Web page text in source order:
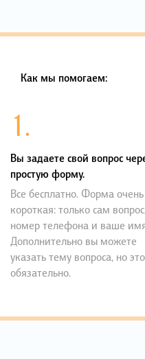
Как мы помогаем:
1.
Вы задаете свой вопрос
простую форму.
Все бесплатно. Форма очень
короткая: только сам
номер телефона и ваше
Дополнительно вы можете
указать тему вопроса, но
обязательно.